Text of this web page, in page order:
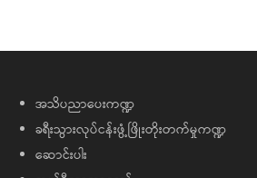
အသိပညာပေးကဏ္ဍ
ခရီးသွားလုပ်ငန်းဖွံ့ဖြိုးတိုးတက်မှုကဏ္ဍ
ဆောင်းပါး